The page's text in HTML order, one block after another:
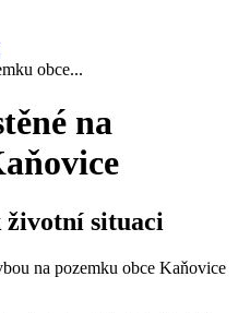
obce...
na
situaci
na pozemku obce Kaňovice